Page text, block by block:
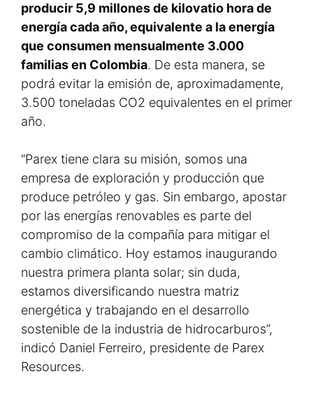
producir 5,9 millones de kilovatio hora de
energía cada año, equivalente a la energía
que consumen mensualmente 3.000
familias en Colombia. De esta manera, se
podrá evitar la emisión de, aproximadamente,
3.500 toneladas CO2 equivalentes en el primer
año.
“Parex tiene clara su misión, somos una
empresa de exploración y producción que
produce petróleo y gas. Sin embargo, apostar
por las energías renovables es parte del
compromiso de la compañía para mitigar el
cambio climático. Hoy estamos inaugurando
nuestra primera planta solar; sin duda,
estamos diversificando nuestra matriz
energética y trabajando en el desarrollo
sostenible de la industria de hidrocarburos”,
indicó Daniel Ferreiro, presidente de Parex
Resources.